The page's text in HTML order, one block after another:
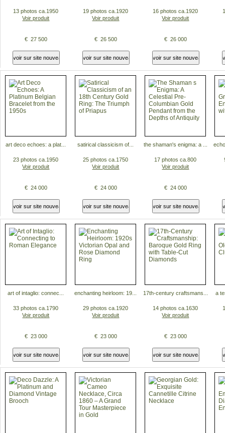
13 photos ca.1950
Voir produit
€ 27 500
19 photos ca.1920
Voir produit
€ 26 500
16 photos ca.1920
Voir produit
€ 26 000
art deco echoes: a plat...
23 photos ca.1950
Voir produit
€ 24 000
satirical classicism of...
25 photos ca.1750
Voir produit
€ 24 000
the shaman's enigma: a ...
17 photos ca.800
Voir produit
€ 24 000
art of intaglio: connec...
33 photos ca.1790
Voir produit
€ 23 000
enchanting heirloom: 19...
29 photos ca.1920
Voir produit
€ 23 000
17th-century craftsmans...
14 photos ca.1630
Voir produit
€ 23 000
a